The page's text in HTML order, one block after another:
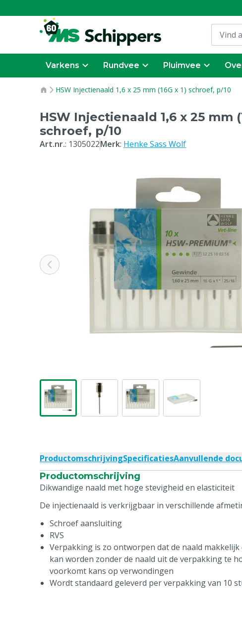
Varkens Rundvee Pluimvee
HSW Injectienaald 1,6 x 25 mm (16G x 1) schroef, p/10
HSW Injectienaald 1,6 x 25 mm
schroef, p/10
Art.nr.: 1305022Merk: Henke Sass Wolf
ProductomschrijvingSpecificatiesAanvullende
Productomschrijving
Dikwandige naald met hoge stevigheid en elasticiteit
De injectienaald is verkrijgbaar in verschillende
Schroef aansluiting
RVS
Verpakking is zo ontworpen dat de naald
kan worden zonder de naald uit de verpakking te
voorkomt kans op verwondingen
Wordt standaard geleverd per verpakking van 10